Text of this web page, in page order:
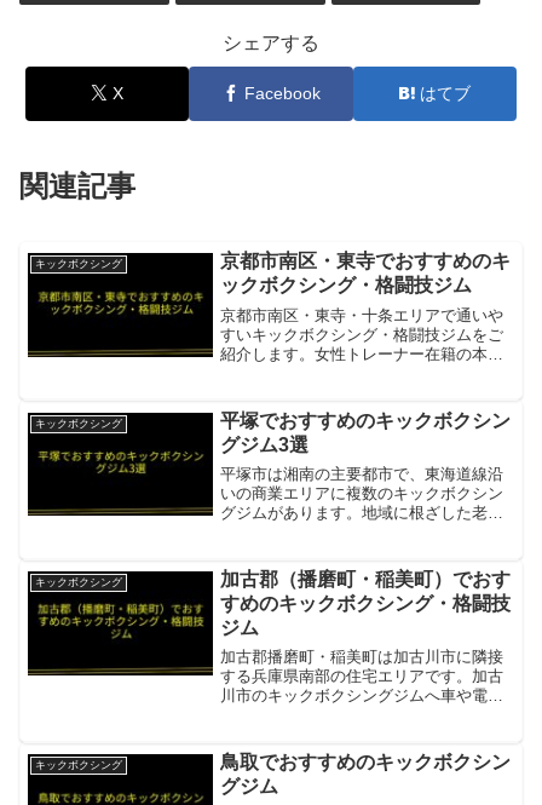
シェアする
X Facebook はてブ
関連記事
キックボクシング
京都市南区・東寺でおすすめのキ
ックボクシング・格闘技ジム
京都市南区・東寺・十条エリアで通いや
すいキックボクシング・格闘技ジムをご
紹介します。女性トレーナー在籍の本格
鉄十条駅徒歩3分・キックボクシング・
MMA・グラ...
キックボクシング
平塚でおすすめのキックボクシン
グジム3選
平塚市は湘南の主要都市で、東海道線沿
いの商業エリアに複数のキックボクシン
グジムがあります。地域に根ざした老舗
南格闘クラブ平塚ジムK-1選手在籍の本格
ジム項目内容所在地...
キックボクシング
加古郡（播磨町・稲美町）でおす
すめのキックボクシング・格闘技
ジム
加古郡播磨町・稲美町は加古川市に隣接
する兵庫県南部の住宅エリアです。加古
川市のキックボクシングジムへ車や電車
分。総合格闘技・キックボクシング・
BJJの播磨地区拠点道場...
キックボクシング
鳥取でおすすめのキックボクシン
グジム